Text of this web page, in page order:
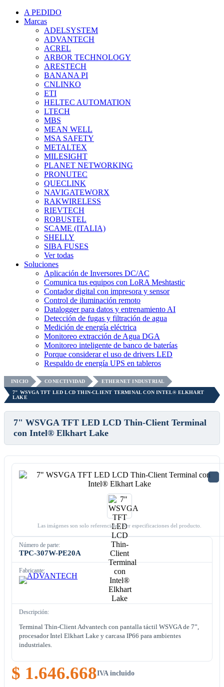
A PEDIDO
Marcas
ADELSYSTEM
ADVANTECH
ACREL
ARBOR TECHNOLOGY
ARESTECH
BANANA PI
CNLINKO
ETI
HELTEC AUTOMATION
LTECH
MBS
MEAN WELL
MSA SAFETY
METALTEX
MILESIGHT
PLANET NETWORKING
PRONUTEC
QUECLINK
NAVIGATEWORX
RAKWIRELESS
RIEVTECH
ROBUSTEL
SCAME (ITALIA)
SHELLY
SIBA FUSES
Ver todas
Soluciones
Aplicación de Inversores DC/AC
Comunica tus equipos con LoRA Meshtastic
Contador digital con impresora y sensor
Control de iluminación remoto
Datalogger para datos y entrenamiento AI
Detección de fugas y filtración de agua
Medición de energía eléctrica
Monitoreo extracción de Agua DGA
Monitoreo inteligente de banco de baterías
Porque considerar el uso de drivers LED
Respaldo de energía UPS en tableros
INICIO CONECTIVIDAD
ETHERNET INDUSTRIAL
7" WSVGA TFT LED LCD THIN-CLIENT TERMINAL CON INTEL® ELKHART
LAKE
7" WSVGA TFT LED LCD Thin-Client Terminal
con Intel® Elkhart Lake
Las imágenes son solo referenciales. Ver especificaciones del producto.
Número de parte:
TPC-307W-PE20A
Fabricante:
Descripción:
Terminal Thin-Client Advantech con pantalla táctil WSVGA de 7”,
procesador Intel Elkhart Lake y carcasa IP66 para ambientes
industriales.
$ 1.646.668IVA incluido